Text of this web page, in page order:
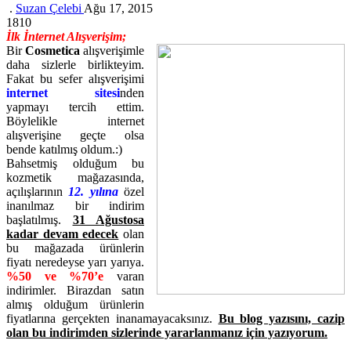
. Suzan Çelebi Ağu 17, 2015
1810
İlk İnternet Alışverişim;
BirCosmetica alışverişimle
daha sizlerle birlikteyim.
Fakat bu sefer alışverişimi
internet sitesinden
yapmayı tercih ettim.
Böylelikle internet
alışverişine geçte olsa
bende katılmış oldum.:)
Bahsetmiş olduğum bu
kozmetik mağazasında,
açılışlarının 12. yılınaözel
inanılmaz bir indirim
başlatılmış. 31 Ağustosa
kadar devam edecek olan
bu mağazada ürünlerin
fiyatı neredeyse yarı yarıya.
%50 ve %70’e varan
indirimler. Birazdan satın
almış olduğum ürünlerin
fiyatlarına gerçekten inanamayacaksınız. Bu blog yazısını, cazip
olan bu indirimden sizlerinde yararlanmanız için yazıyorum.